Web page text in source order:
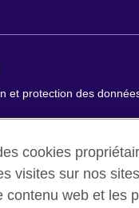
et protection des
cookies
visites sur nos
contenu web et les